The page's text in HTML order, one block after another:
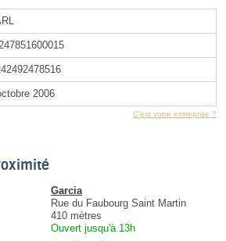
2006
C'est votre entreprise ?
Garcia
Rue du Faubourg Saint Martin
410 mètres
Ouvert jusqu'à 13h